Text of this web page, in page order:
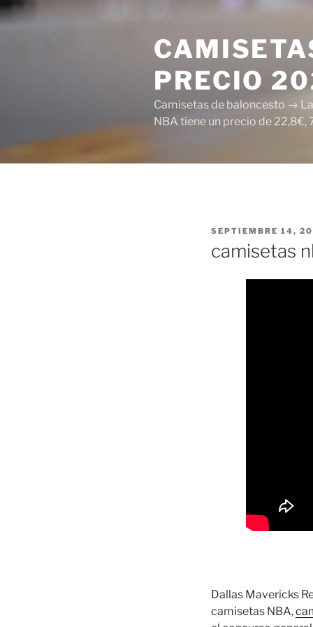
Saltar
al
PRECIO
Camisetas de baloncesto →
NBA tiene un precio de 22,8€,
PUBLICADO
SEPTIEMBRE 14,
camisetas
Dallas Mavericks
camisetas NBA,